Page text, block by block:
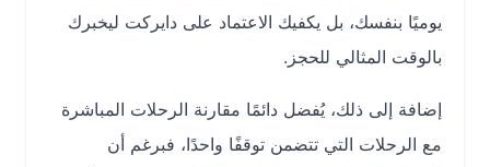
يوميًا بنفسك، بل يكفيك الاعتماد على دايركت ليخبرك
بالوقت المثالي للحجز.
إضافة إلى ذلك، يُفضل دائمًا مقارنة الرحلات المباشرة
مع الرحلات التي تتضمن توقفًا واحدًا، فبرغم أن